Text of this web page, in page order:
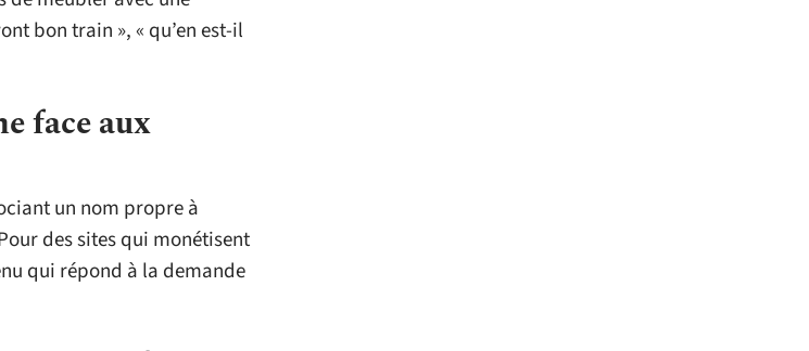
bon train », « qu’en est-il
face aux
un nom propre à
des sites qui monétisent
qui répond à la demande